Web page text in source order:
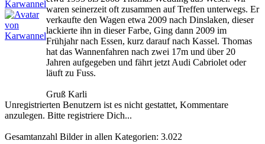
Karwannel
waren seinerzeit oft zusammen auf Treffen unterwegs. Er
verkaufte den Wagen etwa 2009 nach Dinslaken, dieser
lackierte ihn in dieser Farbe, Ging dann 2009 im
Frühjahr nach Essen, kurz darauf nach Kassel. Thomas
hat das Wannenfahren nach zwei 17m und über 20
Jahren aufgegeben und fährt jetzt Audi Cabriolet oder
läuft zu Fuss.
Gruß Karli
Unregistrierten Benutzern ist es nicht gestattet, Kommentare
anzulegen. Bitte registriere Dich...
Gesamtanzahl Bilder in allen Kategorien: 3.022